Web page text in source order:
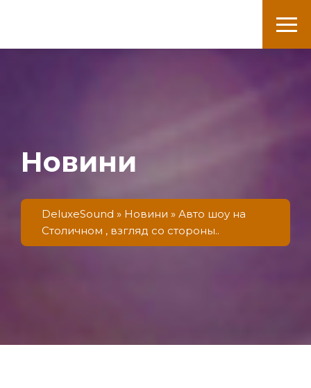
Новини
DeluxeSound » Новини » Авто шоу на
Столичном , взгляд со стороны..